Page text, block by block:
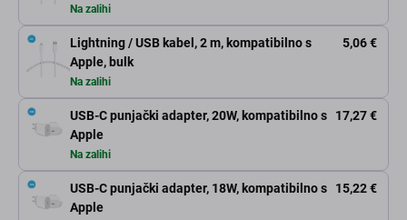
Na zalihi
Lightning / USB kabel, 2 m, kompatibilno s
Apple, bulk
5,06 €
Na zalihi
USB-C punjački adapter, 20W, kompatibilno s
Apple
17,27 €
Na zalihi
USB-C punjački adapter, 18W, kompatibilno s
Apple
15,22 €